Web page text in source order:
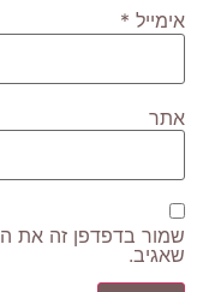
אימייל *
אתר
שמור בדפדפן זה את
שאגיב.